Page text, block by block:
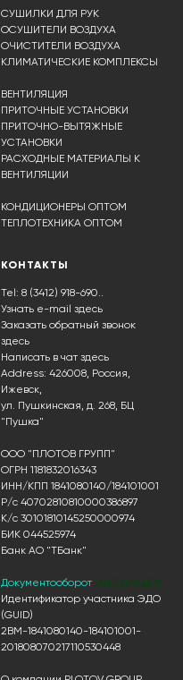
СУШИЛКИ ДЛЯ РУК
ОСУШИТЕЛИ ВОЗДУХА
ОЧИСТИТЕЛИ ВОЗДУХА
КЛИМАТИЧЕСКИЕ КОМПЛЕКСЫ
ВЕНТИЛЯЦИЯ
ПРИТОЧНЫЕ УСТАНОВКИ
ПРИТОЧНО-ВЫТЯЖНЫЕ
УСТАНОВКИ
РАСХОДНЫЕ МАТЕРИАЛЫ К
ВЕНТИЛЯЦИИ
КОНДИЦИОНЕРЫ ОПТОМ
ТЕПЛОТЕХНИКА ОПТОМ
КОНТАКТЫ
Tel: 8 (3412) 918-690..
Узнать e-mail здесь
Заказать обратный звонок
здесь
Написать в чат здесь
Address: 426008, Россия,
Ижевск,
ул. Пушкинская, д. 268, БЦ
"Пушка"
ООО "ПЛОТОВ ГРУПП"
ОГРН 1181832016343
ИНН/КПП 1841080140/184101001
Р/с 40702810810000386897
К/с 30101810145250000974
БИК 044525974
Банк АО "ТБанк"
Документооборот ЭДО ДИАДОК
Идентификатор участника ЭДО
(GUID)
2BM-1841080140-184101001-
201808070217110530448